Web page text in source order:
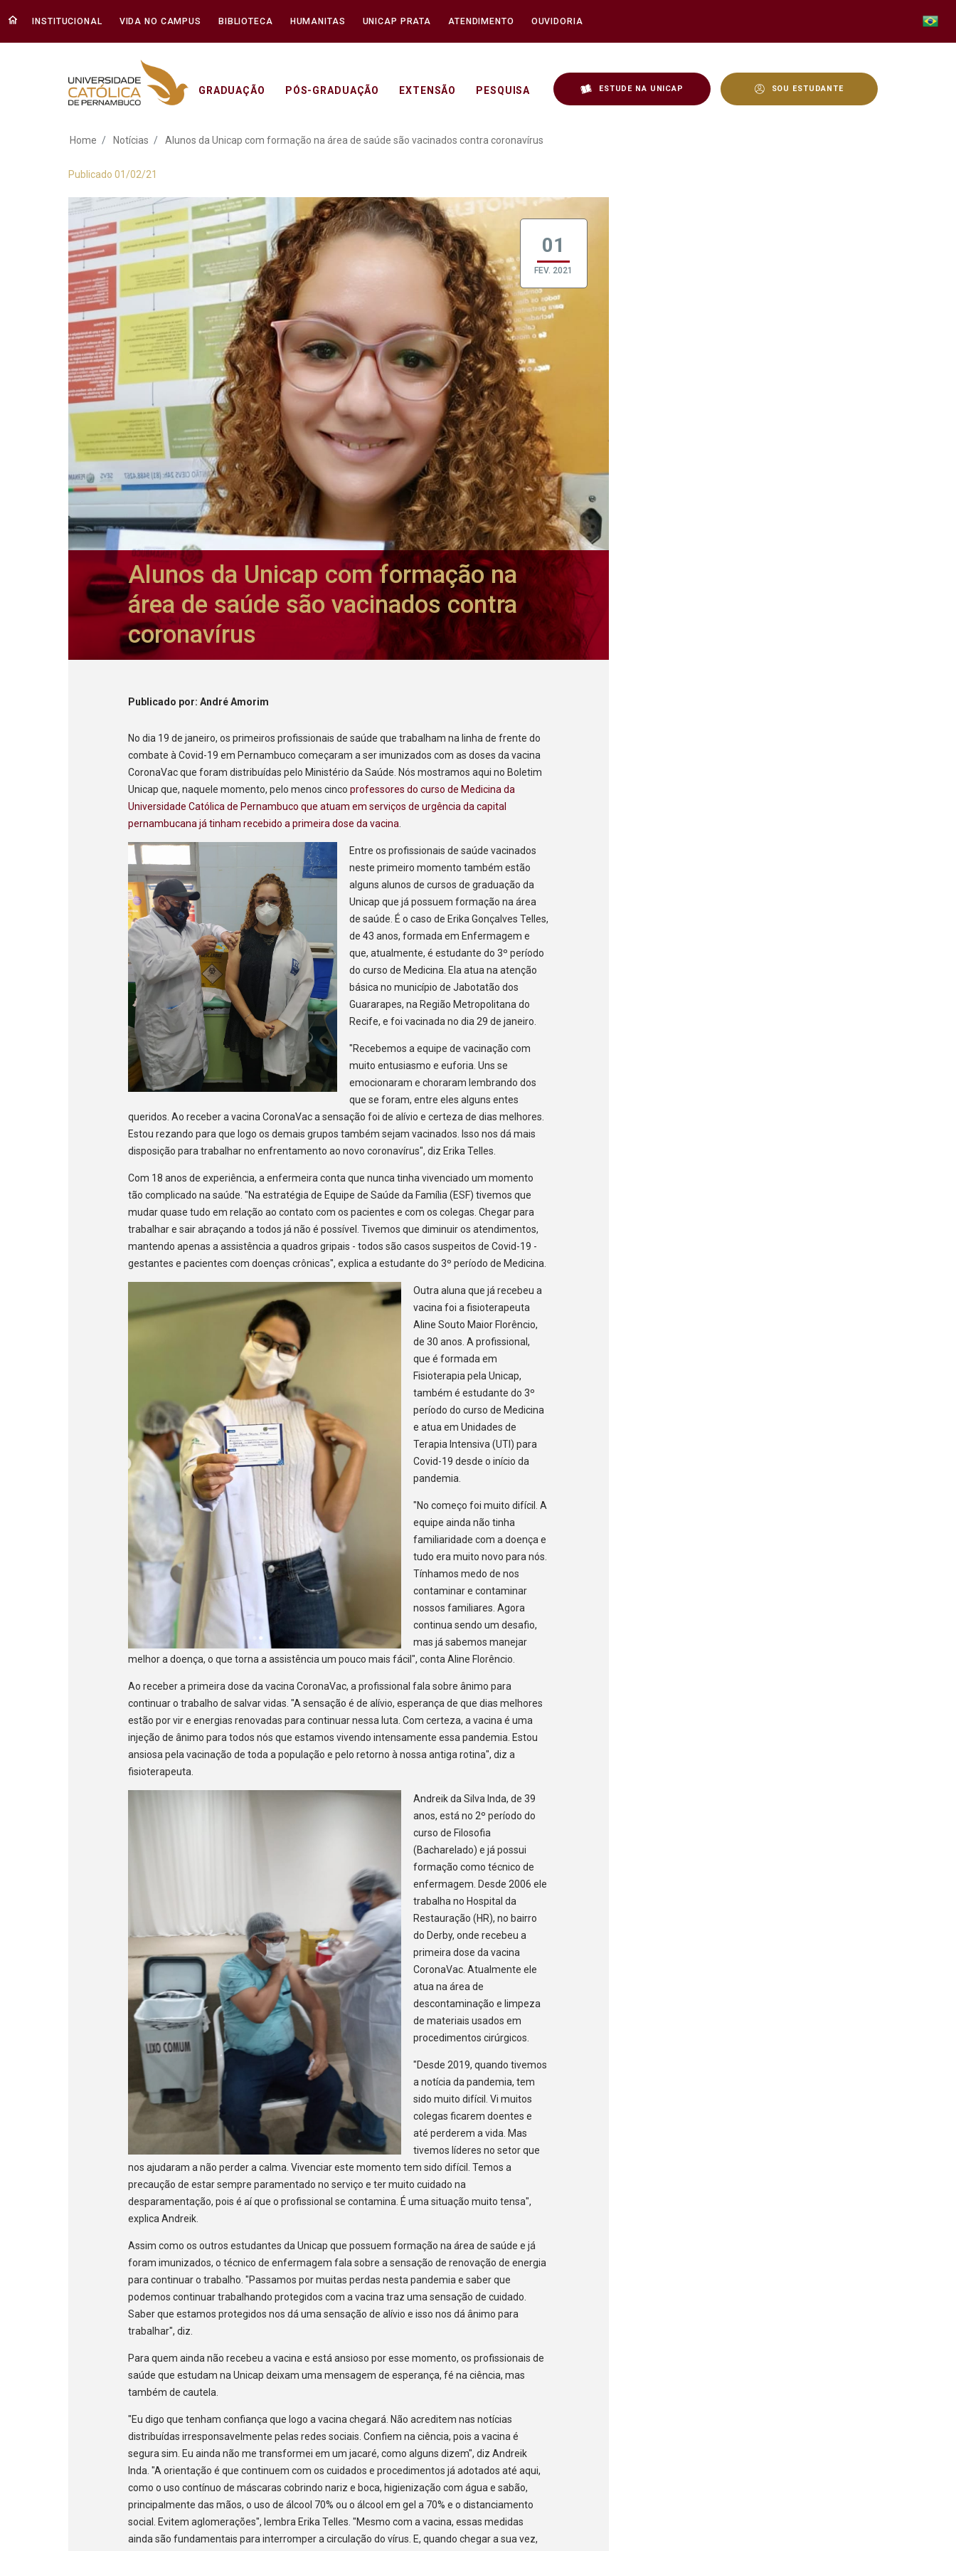
INSTITUCIONAL VIDA NO CAMPUS BIBLIOTECA HUMANITAS UNICAP PRATA ATENDIMENTO OUVIDORIA
GRADUAÇÃO PÓS-GRADUAÇÃO EXTENSÃO PESQUISA ESTUDE NA UNICAP SOU ESTUDANTE
Alunos da Unicap com formação na área de saúde são vacinados
Home Notícias Alunos da Unicap com formação na área de saúde são vacinados contra coronavírus
Publicado 01/02/21
01
FEV. 2021
Alunos da Unicap com formação na
área de saúde são vacinados contra
coronavírus
Publicado por: André Amorim
No dia 19 de janeiro, os primeiros profissionais de saúde que trabalham na linha de frente do
combate à Covid-19 em Pernambuco começaram a ser imunizados com as doses da vacina
CoronaVac que foram distribuídas pelo Ministério da Saúde. Nós mostramos aqui no Boletim
Unicap que, naquele momento, pelo menos cincoprofessores do curso de Medicina da
Universidade Católica de Pernambuco que atuam em serviços de urgência da capital
pernambucana já tinham recebido a primeira dose da vacina.
Entre os profissionais de saúde vacinados
neste primeiro momento também estão
alguns alunos de cursos de graduação da
Unicap que já possuem formação na área
de saúde. É o caso de Erika Gonçalves Telles,
de 43 anos, formada em Enfermagem e
que, atualmente, é estudante do 3º período
do curso de Medicina. Ela atua na atenção
básica no município de Jabotatão dos
Guararapes, na Região Metropolitana do
Recife, e foi vacinada no dia 29 de janeiro.
"Recebemos a equipe de vacinação com
muito entusiasmo e euforia. Uns se
emocionaram e choraram lembrando dos
que se foram, entre eles alguns entes
queridos. Ao receber a vacina CoronaVac a sensação foi de alívio e certeza de dias melhores.
Estou rezando para que logo os demais grupos também sejam vacinados. Isso nos dá mais
disposição para trabalhar no enfrentamento ao novo coronavírus", diz Erika Telles.
Com 18 anos de experiência, a enfermeira conta que nunca tinha vivenciado um momento
tão complicado na saúde. "Na estratégia de Equipe de Saúde da Família (ESF) tivemos que
mudar quase tudo em relação ao contato com os pacientes e com os colegas. Chegar para
trabalhar e sair abraçando a todos já não é possível. Tivemos que diminuir os atendimentos,
mantendo apenas a assistência a quadros gripais - todos são casos suspeitos de Covid-19 -
gestantes e pacientes com doenças crônicas", explica a estudante do 3º período de Medicina.
Outra aluna que já recebeu a
vacina foi a fisioterapeuta
Aline Souto Maior Florêncio,
de 30 anos. A profissional,
que é formada em
Fisioterapia pela Unicap,
também é estudante do 3º
período do curso de Medicina
e atua em Unidades de
Terapia Intensiva (UTI) para
Covid-19 desde o início da
pandemia.
"No começo foi muito difícil. A
equipe ainda não tinha
familiaridade com a doença e
tudo era muito novo para nós.
Tínhamos medo de nos
contaminar e contaminar
nossos familiares. Agora
continua sendo um desafio,
mas já sabemos manejar
melhor a doença, o que torna a assistência um pouco mais fácil", conta Aline Florêncio.
Ao receber a primeira dose da vacina CoronaVac, a profissional fala sobre ânimo para
continuar o trabalho de salvar vidas. "A sensação é de alívio, esperança de que dias melhores
estão por vir e energias renovadas para continuar nessa luta. Com certeza, a vacina é uma
injeção de ânimo para todos nós que estamos vivendo intensamente essa pandemia. Estou
ansiosa pela vacinação de toda a população e pelo retorno à nossa antiga rotina", diz a
fisioterapeuta.
Andreik da Silva Inda, de 39
anos, está no 2º período do
curso de Filosofia
(Bacharelado) e já possui
formação como técnico de
enfermagem. Desde 2006 ele
trabalha no Hospital da
Restauração (HR), no bairro
do Derby, onde recebeu a
primeira dose da vacina
CoronaVac. Atualmente ele
atua na área de
descontaminação e limpeza
de materiais usados em
procedimentos cirúrgicos.
"Desde 2019, quando tivemos
a notícia da pandemia, tem
sido muito difícil. Vi muitos
colegas ficarem doentes e
até perderem a vida. Mas
tivemos líderes no setor que
nos ajudaram a não perder a calma. Vivenciar este momento tem sido difícil. Temos a
precaução de estar sempre paramentado no serviço e ter muito cuidado na
desparamentação, pois é aí que o profissional se contamina. É uma situação muito tensa",
explica Andreik.
Assim como os outros estudantes da Unicap que possuem formação na área de saúde e já
foram imunizados, o técnico de enfermagem fala sobre a sensação de renovação de energia
para continuar o trabalho. "Passamos por muitas perdas nesta pandemia e saber que
podemos continuar trabalhando protegidos com a vacina traz uma sensação de cuidado.
Saber que estamos protegidos nos dá uma sensação de alívio e isso nos dá ânimo para
trabalhar", diz.
Para quem ainda não recebeu a vacina e está ansioso por esse momento, os profissionais de
saúde que estudam na Unicap deixam uma mensagem de esperança, fé na ciência, mas
também de cautela.
"Eu digo que tenham confiança que logo a vacina chegará. Não acreditem nas notícias
distribuídas irresponsavelmente pelas redes sociais. Confiem na ciência, pois a vacina é
segura sim. Eu ainda não me transformei em um jacaré, como alguns dizem", diz Andreik
Inda. "A orientação é que continuem com os cuidados e procedimentos já adotados até aqui,
como o uso contínuo de máscaras cobrindo nariz e boca, higienização com água e sabão,
principalmente das mãos, o uso de álcool 70% ou o álcool em gel a 70% e o distanciamento
social. Evitem aglomerações", lembra Erika Telles. "Mesmo com a vacina, essas medidas
ainda são fundamentais para interromper a circulação do vírus. E, quando chegar a sua vez,